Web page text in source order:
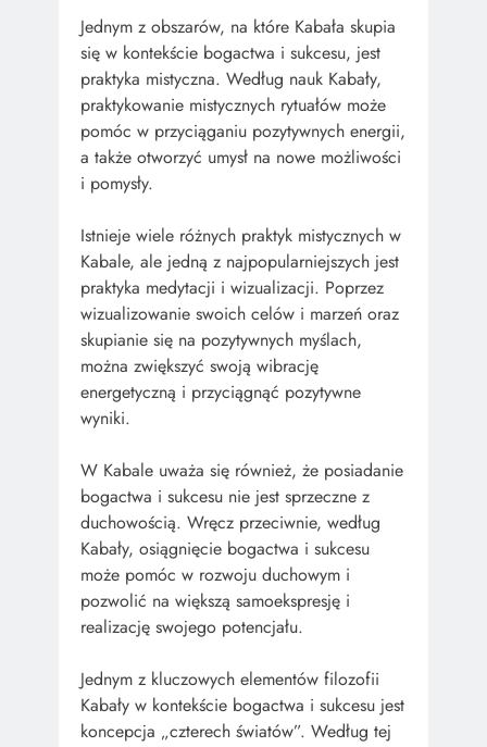
Jednym z obszarów, na które Kabała skupia
się w kontekście bogactwa i sukcesu, jest
praktyka mistyczna. Według nauk Kabały,
praktykowanie mistycznych rytuałów może
pomóc w przyciąganiu pozytywnych energii,
a także otworzyć umysł na nowe możliwości
i pomysły.
Istnieje wiele różnych praktyk mistycznych w
Kabale, ale jedną z najpopularniejszych jest
praktyka medytacji i wizualizacji. Poprzez
wizualizowanie swoich celów i marzeń oraz
skupianie się na pozytywnych myślach,
można zwiększyć swoją wibrację
energetyczną i przyciągnąć pozytywne
wyniki.
W Kabale uważa się również, że posiadanie
bogactwa i sukcesu nie jest sprzeczne z
duchowością. Wręcz przeciwnie, według
Kabały, osiągnięcie bogactwa i sukcesu
może pomóc w rozwoju duchowym i
pozwolić na większą samoekspresję i
realizację swojego potencjału.
Jednym z kluczowych elementów filozofii
Kabały w kontekście bogactwa i sukcesu jest
koncepcja „czterech światów”. Według tej